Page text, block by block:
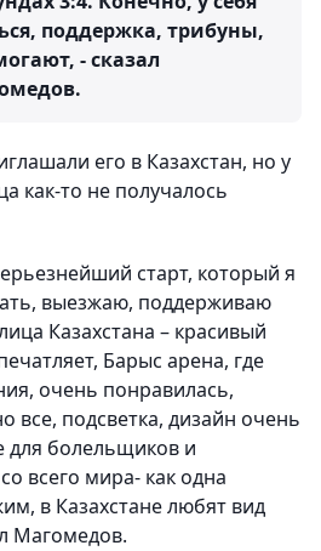
поддержка, трибуны,
- сказал
его в Казахстан, но у
как-то не получалось
старт, который я
выезжаю, поддерживаю
Казахстана – красивый
Барыс арена, где
очень понравилась,
все, подсветка, дизайн очень
для болельщиков и
всего мира- как одна
в Казахстане любят вид
Магомедов.